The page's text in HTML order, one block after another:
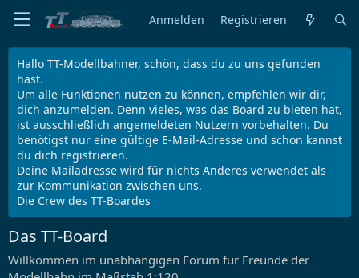
Anmelden Registrieren
Hallo TT-Modellbahner, schön, dass du zu uns gefunden
hast.
Um alle Funktionen nutzen zu können, empfehlen wir dir,
dich anzumelden. Denn vieles, was das Board zu bieten hat,
ist ausschließlich angemeldeten Nutzern vorbehalten. Du
benötigst nur eine gültige E-Mail-Adresse und schon kannst
du dich registrieren.
Deine Mailadresse wird für nichts Anderes verwendet als
zur Kommunikation zwischen uns.
Die Crew des TT-Boardes
Das TT-Board
Willkommen im unabhängigen Forum ­für Freunde der